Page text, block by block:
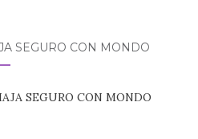
SEGURO CON MONDO